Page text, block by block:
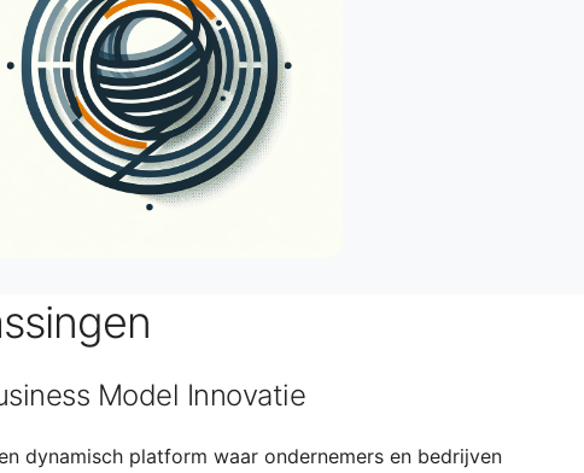
Model Innovatie
dynamisch platform waar ondernemers en bedrijven